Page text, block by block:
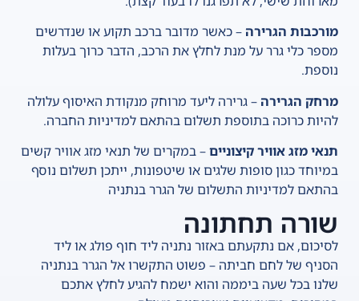
מורכבות הגרירה – כאשר מדובר ברכב תקוע או שנדרשים
מספר כלי גרר על מנת לחלץ את הרכב, הדבר כרוך בעלות
נוספת.
מרחק הגרירה – גרירה ליעד מרוחק מנקודת האיסוף עלולה
להיות כרוכה בתוספת תשלום בהתאם למדיניות החברה.
תנאי מזג אוויר קיצוניים– במקרים של תנאי מזג אוויר קשים
במיוחד כגון סופות שלגים או שיטפונות, ייתכן תשלום נוסף
בהתאם למדיניות התשלום של הגרר בנתניה
שורה תחתונה
לסיכום, אם נתקעתם באזור נתניה ליד חוף פולג או ליד
הסניף של לחם חביתה – פשוט התקשרו אל הגרר בנתניה
שלנו בכל שעה ביממה והוא ישמח להגיע לחלץ אתכם